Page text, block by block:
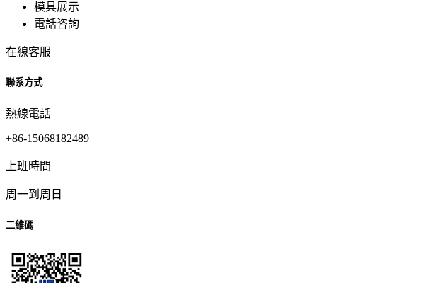
模具展示
電話咨詢
在線客服
聯系方式
熱線電話
+86-15068182489
上班時間
周一到周日
二維碼